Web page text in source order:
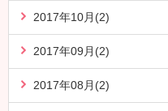
2017年10月(2)
2017年09月(2)
2017年08月(2)